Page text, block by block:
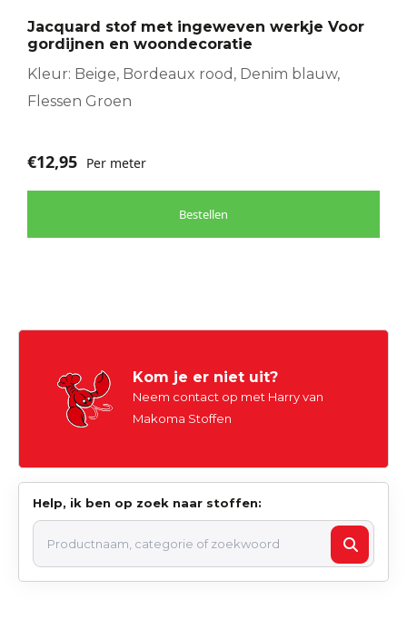
Jacquard stof met ingeweven werkje Voor
gordijnen en woondecoratie
Kleur: Beige, Bordeaux rood, Denim blauw,
Flessen Groen
€12,95 Per meter
Bestellen
kan
gekozen
worden
op
Kom je er niet uit?
Neem contact op met Harry van
Makoma Stoffen
Help, ik ben op zoek naar stoffen: